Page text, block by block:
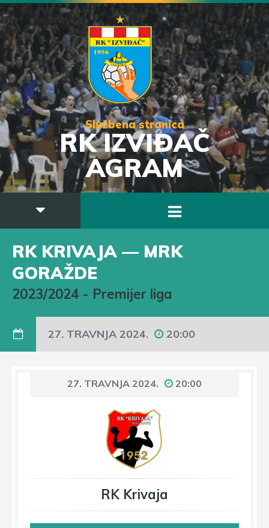
Službena stranica
RK IZVIĐAČ
AGRAM
RK KRIVAJA — MRK
GORAŽDE
2023/2024 - Premijer liga
27. TRAVNJA 2024. 20:00
27. TRAVNJA 2024. 20:00
RK Krivaja